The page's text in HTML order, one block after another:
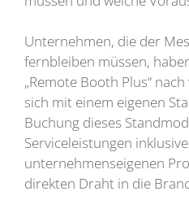
Unternehmen, die der
fernbleiben müssen,
„Remote Booth Plus“
sich mit einem eigenen
Buchung dieses
Serviceleistungen
unternehmenseigenen
direkten Draht in die